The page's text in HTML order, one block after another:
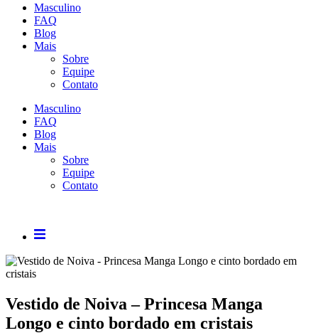
Masculino
FAQ
Blog
Mais
Sobre
Equipe
Contato
Masculino
FAQ
Blog
Mais
Sobre
Equipe
Contato
Vestido de Noiva – Princesa Manga
Longo e cinto bordado em cristais